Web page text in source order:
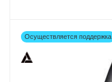
Осуществляется поддержка